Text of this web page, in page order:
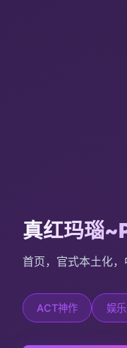
真红玛瑙
首页，官式本土化
ACT神作 娱乐